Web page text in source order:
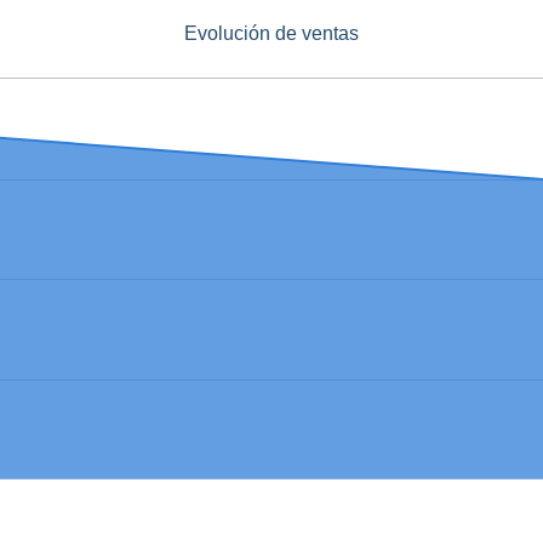
Evolución de ventas